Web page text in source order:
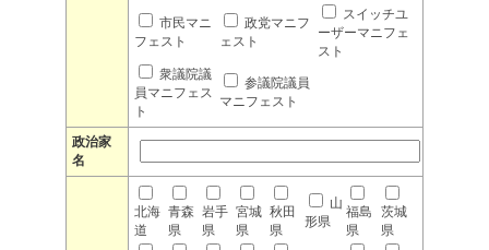
市民マニ
フェスト
政党マニフ
ェスト
スイッチユ
ーザーマニフェ
スト
衆議院議
員マニフェス
ト
参議院議員
マニフェスト
政治家
名
北海
道
青森
県
岩手
県
宮城
県
秋田
県
山
形県
福島
県
茨城
県